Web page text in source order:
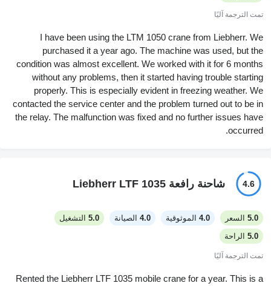
تمت الترجمة آليًا
I have been using the LTM 1050 crane from Liebherr. We
purchased it a year ago. The machine was used, but the
condition was almost excellent. We worked with it for 6 months
without any problems, then it started having trouble starting
properly. This is especially evident in freezing weather. We
contacted the service center and the problem turned out to be in
the relay. The malfunction was fixed and no further issues have
occurred.
4.6 شاحنة رافعة Liebherr LTF 1035
5.0 السعر 4.0 الموثوقية 4.0 الصيانة 5.0 التشغيل
5.0 الراحة
تمت الترجمة آليًا
Rented the Liebherr LTF 1035 mobile crane for a year. This is a